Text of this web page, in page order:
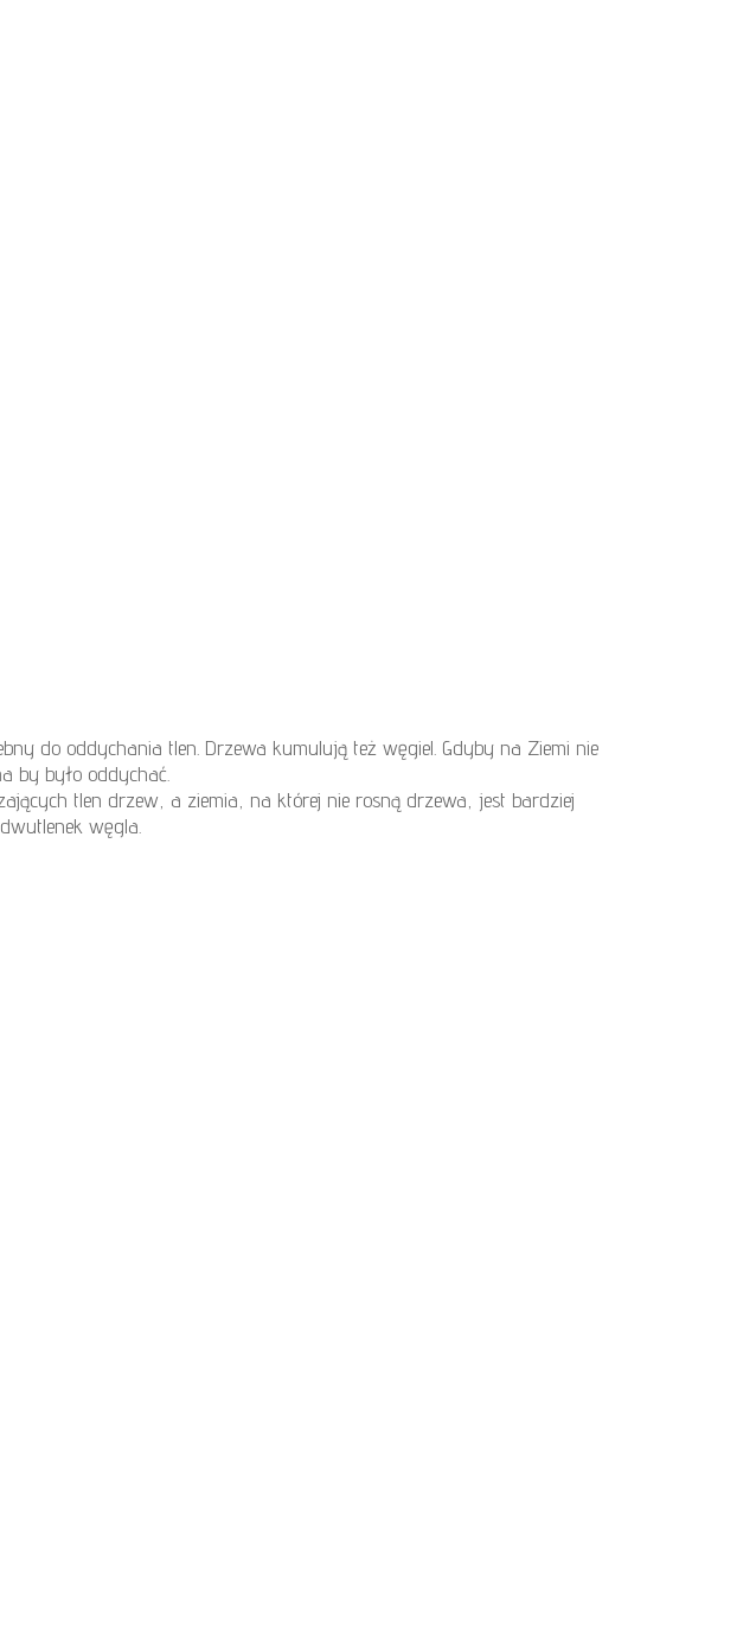
do oddychania tlen. Drzewa kumulują też węgiel. Gdyby na Ziemi nie
by było oddychać.
tlen drzew, a ziemia, na której nie rosną drzewa, jest bardziej
węgla.